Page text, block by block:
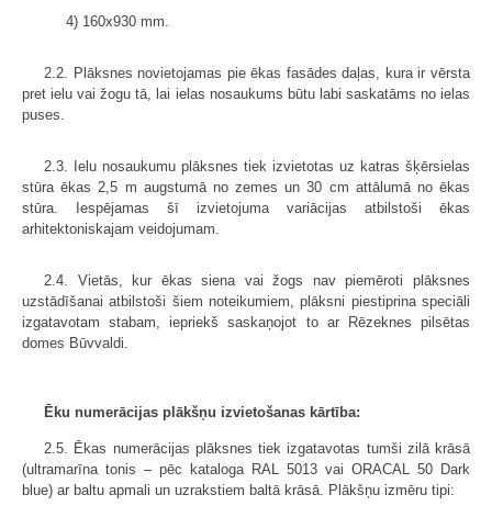
4) 160x930 mm.
2.2. Plāksnes novietojamas pie ēkas fasādes daļas, kura ir vērsta
pret ielu vai žogu tā, lai ielas nosaukums būtu labi saskatāms no ielas
puses.
2.3. Ielu nosaukumu plāksnes tiek izvietotas uz katras šķērsielas
stūra ēkas 2,5 m augstumā no zemes un 30 cm attālumā no ēkas
stūra. Iespējamas šī izvietojuma variācijas atbilstoši ēkas
arhitektoniskajam veidojumam.
2.4. Vietās, kur ēkas siena vai žogs nav piemēroti plāksnes
uzstādīšanai atbilstoši šiem noteikumiem, plāksni piestiprina speciāli
izgatavotam stabam, iepriekš saskaņojot to ar Rēzeknes pilsētas
domes Būvvaldi.
Ēku numerācijas plākšņu izvietošanas kārtība:
2.5. Ēkas numerācijas plāksnes tiek izgatavotas tumši zilā krāsā
(ultramarīna tonis – pēc kataloga RAL 5013 vai ORACAL 50 Dark
blue) ar baltu apmali un uzrakstiem baltā krāsā. Plākšņu izmēru tipi: